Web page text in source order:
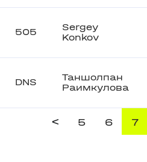
505
Sergey
Konkov
DNS
Таншолпан
Раимкулова
< 5 6 7